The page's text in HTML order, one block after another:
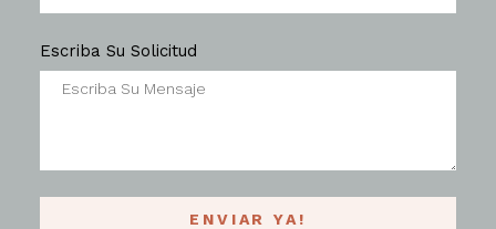
Escriba Su Solicitud
ENVIAR YA!